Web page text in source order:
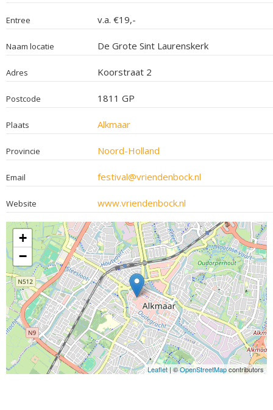
Entree v.a. €19,-
Naam locatie De Grote Sint Laurenskerk
Adres Koorstraat 2
Postcode 1811 GP
Plaats Alkmaar
Provincie Noord-Holland
Email festival@vriendenbock.nl
Website www.vriendenbock.nl
+
−
Leaflet| ©OpenStreetMapcontributors